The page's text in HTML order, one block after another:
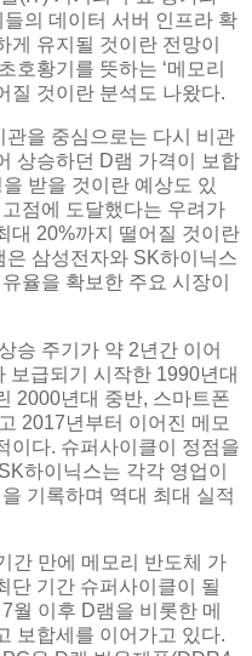
의 데이터 서버 인프라 확
유지될 것이란 전망이
호황기를 뜻하는 ‘메모리
질 것이란 분석도 나왔다.
을 중심으로는 다시 비관
상승하던 D램 가격이 보합
받을 것이란 예상도 있
점에 도달했다는 우려가
대 20%까지 떨어질 것이란
삼성전자와 SK하이닉스
율을 확보한 주요 시장이
승 주기가 약 2년간 이어
보급되기 시작한 1990년대
2000년대 중반, 스마트폰
2017년부터 이어진 메모
이다. 슈퍼사이클이 정점을
하이닉스는 각각 영업이
기록하며 역대 최대 실적
간 만에 메모리 반도체 가
단 기간 슈퍼사이클이 될
월 이후 D램을 비롯한 메
보합세를 이어가고 있다.